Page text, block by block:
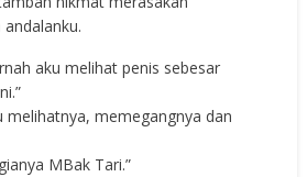
aku melihat penis sebesar
melihatnya, memegangnya dan
MBak Tari.”